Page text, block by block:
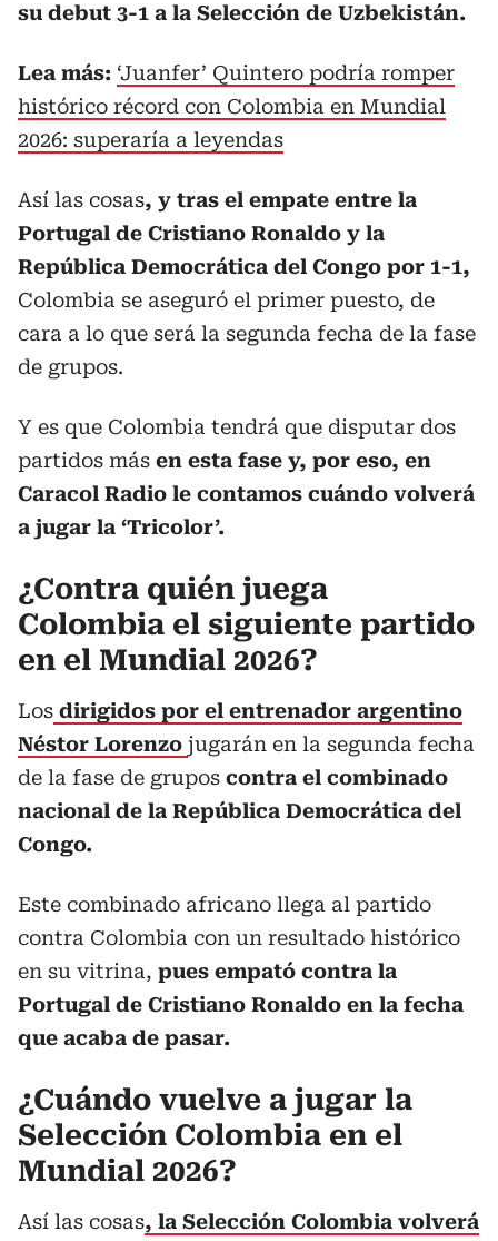
su debut 3-1 a la Selección de Uzbekistán.
Lea más: ‘Juanfer’ Quintero podría romper
histórico récord con Colombia en Mundial
2026: superaría a leyendas
Así las cosas, y tras el empate entre la
Portugal de Cristiano Ronaldo y la
República Democrática del Congo por 1-1,
Colombia se aseguró el primer puesto, de
cara a lo que será la segunda fecha de la fase
de grupos.
Y es que Colombia tendrá que disputar dos
partidos más en esta fase y, por eso, en
Caracol Radio le contamos cuándo volverá
a jugar la ‘Tricolor’.
¿Contra quién juega
Colombia el siguiente partido
en el Mundial 2026?
Los dirigidos por el entrenador argentino
Néstor Lorenzo jugarán en la segunda fecha
de la fase de grupos contra el combinado
nacional de la República Democrática del
Congo.
Este combinado africano llega al partido
contra Colombia con un resultado histórico
en su vitrina, pues empató contra la
Portugal de Cristiano Ronaldo en la fecha
que acaba de pasar.
¿Cuándo vuelve a jugar la
Selección Colombia en el
Mundial 2026?
Así las cosas, la Selección Colombia volverá